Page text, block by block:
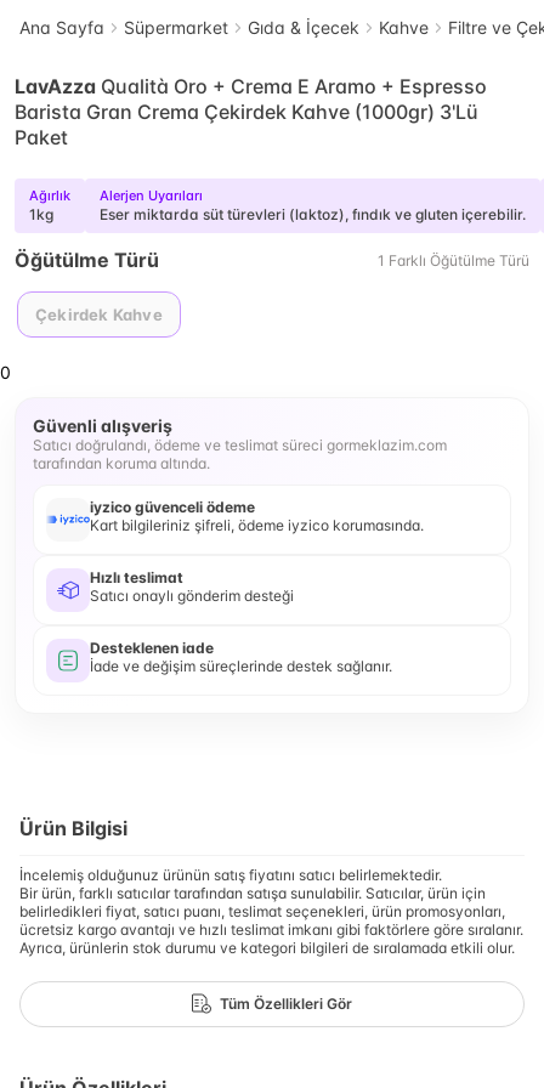
Ana Sayfa Süpermarket Gıda & İçecek Kahve Filtre ve
LavAzza Qualità Oro + Crema E Aramo + Espresso
Barista Gran Crema Çekirdek Kahve (1000gr) 3'Lü
Paket
Ağırlık
1kg
Alerjen Uyarıları
Eser miktarda süt türevleri (laktoz), fındık ve gluten içerebilir.
Öğütülme Türü 1 Farklı Öğütülme Türü
Çekirdek Kahve
0
Güvenli alışveriş
Satıcı doğrulandı, ödeme ve teslimat süreci gormeklazim.com
tarafından koruma altında.
iyzico güvenceli ödeme
Kart bilgileriniz şifreli, ödeme iyzico korumasında.
Hızlı teslimat
Satıcı onaylı gönderim desteği
Desteklenen iade
İade ve değişim süreçlerinde destek sağlanır.
Ürün Bilgisi
İncelemiş olduğunuz ürünün satış fiyatını satıcı belirlemektedir.
Bir ürün, farklı satıcılar tarafından satışa sunulabilir. Satıcılar, ürün için
belirledikleri fiyat, satıcı puanı, teslimat seçenekleri, ürün promosyonları,
ücretsiz kargo avantajı ve hızlı teslimat imkanı gibi faktörlere göre sıralanır.
Ayrıca, ürünlerin stok durumu ve kategori bilgileri de sıralamada etkili olur.
Tüm Özellikleri Gör